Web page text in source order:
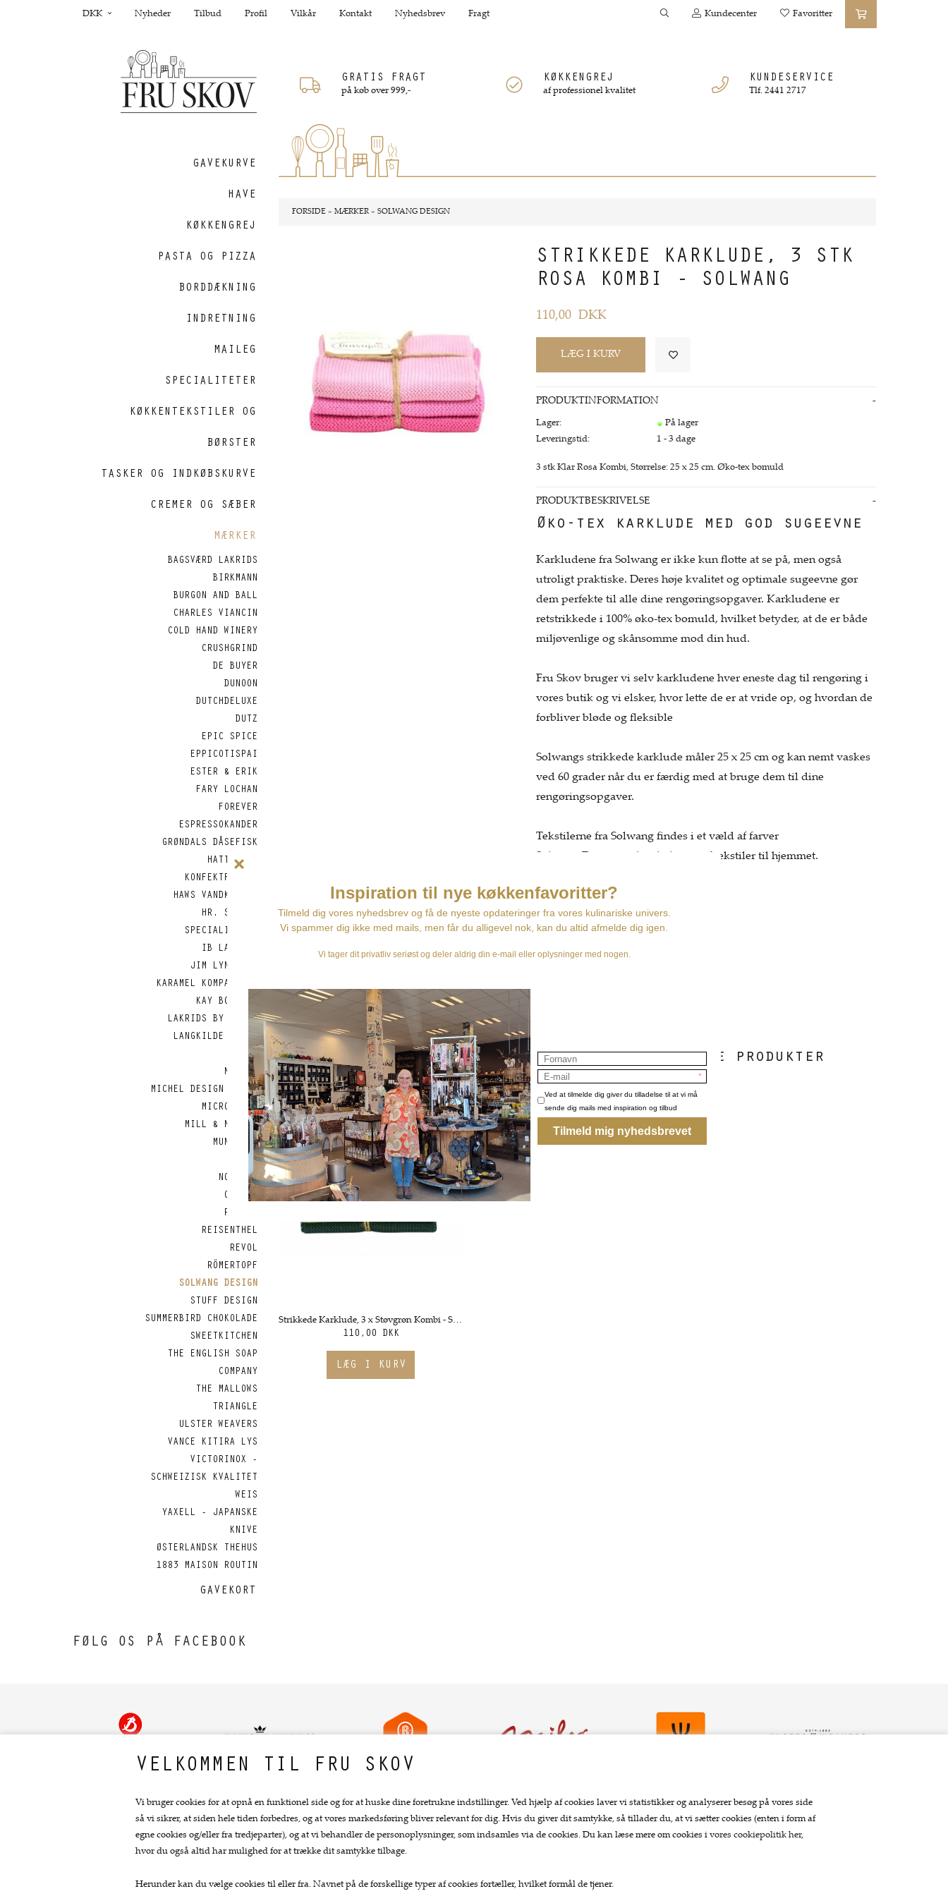
VELKOMMEN TIL FRU SKOV
Vi bruger cookies for at opnå en funktionel side og for at huske dine foretrukne indstillinger. Ved hjælp af cookies laver vi statistikker og analyserer besøg på vores side
så vi sikrer, at siden hele tiden forbedres, og at vores markedsføring bliver relevant for dig. Hvis du giver dit samtykke, så tillader du, at vi sætter cookies (enten i form af
egne cookies og/eller fra tredjeparter), og at vi behandler de personoplysninger, som indsamles via de cookies. Du kan læse mere om cookies i vores cookiepolitik her,
hvor du også altid har mulighed for at trække dit samtykke tilbage.
Herunder kan du vælge cookies til eller fra. Navnet på de forskellige typer af cookies fortæller, hvilket formål de tjener.
DKK Nyheder Tilbud Profil Vilkår Kontakt Nyhedsbrev Fragt Kundecenter Favoritter
GRATIS FRAGT
på køb over 999,-
KØKKENGREJ
af professionel kvalitet
KUNDESERVICE
Tlf. 2441 2717
GAVEKURVE
HAVE
KØKKENGREJ
PASTA OG PIZZA
BORDDÆKNING
INDRETNING
MAILEG
SPECIALITETER
KØKKENTEKSTILER OG
BØRSTER
TASKER OG INDKØBSKURVE
CREMER OG SÆBER
MÆRKER
BAGSVÆRD LAKRIDS
BIRKMANN
BURGON AND BALL
CHARLES VIANCIN
COLD HAND WINERY
CRUSHGRIND
DE BUYER
DUNOON
DUTCHDELUXE
DUTZ
EPIC SPICE
EPPICOTISPAI
ESTER & ERIK
FARY LOCHAN
FOREVER
ESPRESSOKANDER
GRØNDALS DÅSEFISK
HATTESENS
KONFEKTFABRIK
HAWS VANDKANDER
HR. SKOV -
SPECIALITETER
IB LAURSEN
JIM LYNGVILD
KARAMEL KOMPAGNIET
KAY BOJESEN
LAKRIDS BY BÜLOW
LANGKILDE & SØN
LODGE
MAILEG
MICHEL DESIGN WORKS
MICROPLANE
MILL & MORTAR
MUNKHOLM
MUUBS
NORDISK
OPINEL
PEBBLY
REISENTHEL
REVOL
RÖMERTOPF
SOLWANG DESIGN
STUFF DESIGN
SUMMERBIRD CHOKOLADE
SWEETKITCHEN
THE ENGLISH SOAP
COMPANY
THE MALLOWS
TRIANGLE
ULSTER WEAVERS
VANCE KITIRA LYS
VICTORINOX -
SCHWEIZISK KVALITET
WEIS
YAXELL - JAPANSKE
KNIVE
ØSTERLANDSK THEHUS
1883 MAISON ROUTIN
GAVEKORT
FØLG OS PÅ FACEBOOK
FORSIDE» MÆRKER» SOLWANG DESIGN
STRIKKEDE KARKLUDE, 3 STK
ROSA KOMBI - SOLWANG
110,00 DKK
PRODUKTINFORMATION
Lager:
På lager
Leveringstid:
1 - 3 dage
3 stk Klar Rosa Kombi, Størrelse: 25 x 25 cm. Øko-tex bomuld
PRODUKTBESKRIVELSE
Øko-tex karklude med god sugeevne
Karkludene fra Solwang er ikke kun flotte at se på, men også
utroligt praktiske. Deres høje kvalitet og optimale sugeevne gør
dem perfekte til alle dine rengøringsopgaver. Karkludene er
retstrikkede i 100% øko-tex bomuld, hvilket betyder, at de er både
miljøvenlige og skånsomme mod din hud.
Fru Skov bruger vi selv karkludene hver eneste dag til rengøring i
vores butik og vi elsker, hvor lette de er at vride op, og hvordan de
forbliver bløde og fleksible
Solwangs strikkede karklude måler 25 x 25 cm og kan nemt vaskes
ved 60 grader når du er færdig med at bruge dem til dine
rengøringsopgaver.
Tekstilerne fra Solwang findes i et væld af farver
Solwang Design er dansk design af tekstiler til hjemmet.
Måler 25 x 25 cm
Vaskes ved 60 grader
Øko-tex bomuld
Måske er du også interesseret i følgende produkter
Strikkede Karklude, 3 x Støvgrøn Kombi - Solwang
110,00 DKK
Top kategorier Kundeservice. Betaling